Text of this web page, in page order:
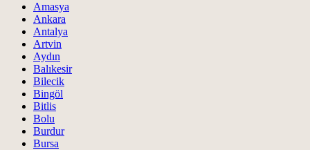
Amasya
Ankara
Antalya
Artvin
Aydın
Balıkesir
Bilecik
Bingöl
Bitlis
Bolu
Burdur
Bursa